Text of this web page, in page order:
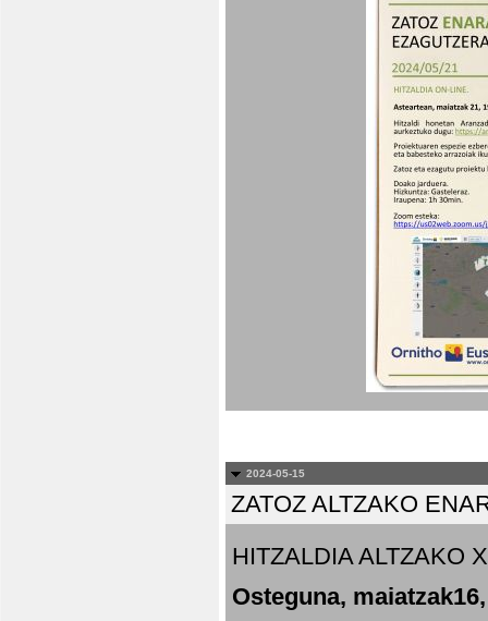
2024-05-15
ZATOZ ALTZAKO
HITZALDIA ALTZAKO
Osteguna,